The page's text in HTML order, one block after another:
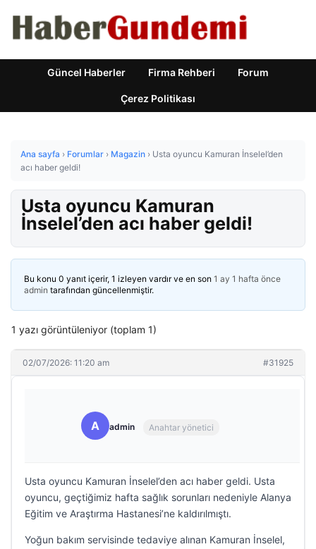
Güncel Haberler Firma Rehberi Forum
Çerez Politikası
Ana sayfa › Forumlar › Magazin › Usta oyuncu Kamuran İnselel’den
acı haber geldi!
Usta oyuncu Kamuran
İnselel’den acı haber geldi!
Bu konu 0 yanıt içerir, 1 izleyen vardır ve en son 1 ay 1 hafta önce
admin tarafından güncellenmiştir.
1 yazı görüntüleniyor (toplam 1)
02/07/2026: 11:20 am #31925
A admin Anahtar yönetici
Usta oyuncu Kamuran İnselel’den acı haber geldi. Usta
oyuncu, geçtiğimiz hafta sağlık sorunları nedeniyle Alanya
Eğitim ve Araştırma Hastanesi’ne kaldırılmıştı.
Yoğun bakım servisinde tedaviye alınan Kamuran İnselel,